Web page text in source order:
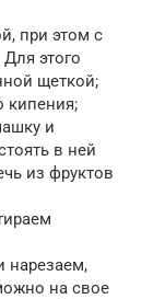
при этом с
этого
щеткой;
кипения;
и
в ней
из фруктов
нарезаем,
на свое